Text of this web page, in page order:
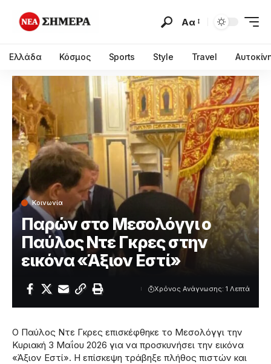
Αα
Ελλάδα Κόσμος Sports Style Travel
Κοινωνία
Παρών στο Μεσολόγγι ο
Παύλος Ντε Γκρες στην
εικόνα «Άξιον Εστί»
Χρόνος Ανάγνωσης: 1 Λεπτά
Ο Παύλος Ντε Γκρες επισκέφθηκε το Μεσολόγγι την
Κυριακή 3 Μαΐου 2026 για να προσκυνήσει την εικόνα
«Άξιον Εστί». Η επίσκεψη τράβηξε πλήθος πιστών και